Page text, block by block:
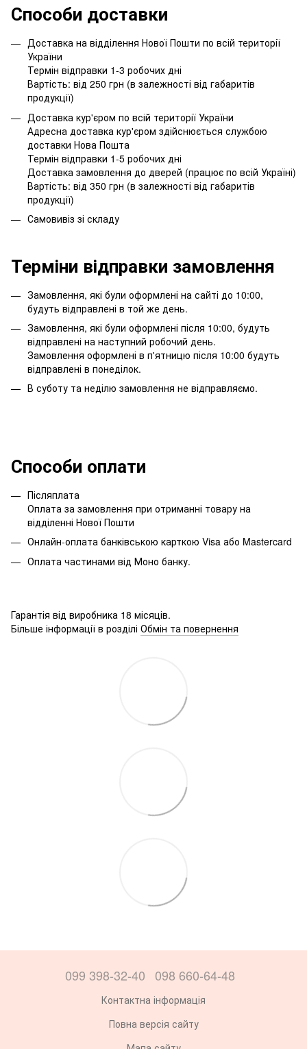
Способи доставки
Доставка на відділення Нової Пошти по всій території
України
Термін відправки 1-3 робочих дні
Вартість: від 250 грн (в залежності від габаритів
продукції)
Доставка кур'єром по всій території України
Адресна доставка кур'єром здійснюється службою
доставки Нова Пошта
Термін відправки 1-5 робочих дні
Доставка замовлення до дверей (працює по всій Україні)
Вартість: від 350 грн (в залежності від габаритів
продукції)
Самовивіз зі складу
Терміни відправки замовлення
Замовлення, які були оформлені на сайті до 10:00,
будуть відправлені в той же день.
Замовлення, які були оформлені після 10:00, будуть
відправлені на наступний робочий день.
Замовлення оформлені в п'ятницю після 10:00 будуть
відправлені в понеділок.
В суботу та неділю замовлення не відправляємо.
Способи оплати
Післяплата
Оплата за замовлення при отриманні товару на
відділенні Нової Пошти
Онлайн-оплата банківською карткою Visa або Mastercard
Оплата частинами від Моно банку.
Гарантія від виробника 18 місяців.
Більше інформації в розділі Обмін та повернення
099 398-32-40 098 660-64-48
Контактна інформація
Повна версія сайту